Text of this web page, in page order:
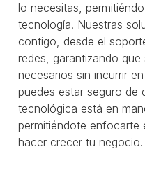
lo necesitas,
tecnología. Nuestras
contigo, desde el
redes, garantizando
necesarios sin incurrir
puedes estar seguro de
tecnológica está en
permitiéndote enfocarte
hacer crecer tu negocio.